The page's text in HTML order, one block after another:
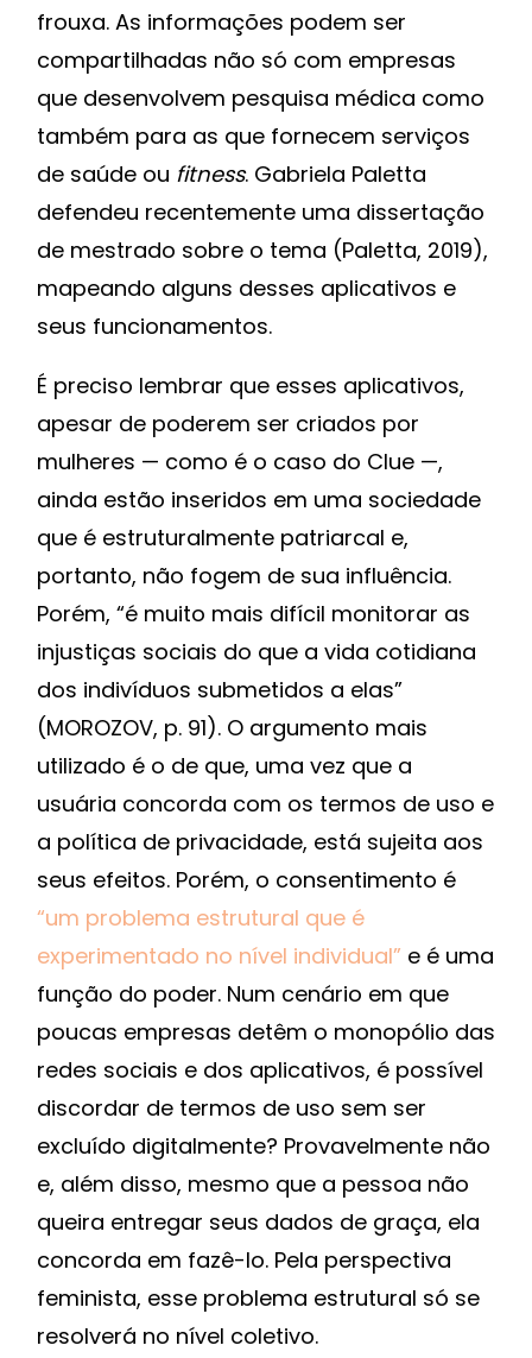
frouxa. As informações podem ser
compartilhadas não só com empresas
que desenvolvem pesquisa médica como
também para as que fornecem serviços
de saúde ou fitness. Gabriela Paletta
defendeu recentemente uma dissertação
de mestrado sobre o tema (Paletta, 2019),
mapeando alguns desses aplicativos e
seus funcionamentos.
É preciso lembrar que esses aplicativos,
apesar de poderem ser criados por
mulheres — como é o caso do Clue —,
ainda estão inseridos em uma sociedade
que é estruturalmente patriarcal e,
portanto, não fogem de sua influência.
Porém, “é muito mais difícil monitorar as
injustiças sociais do que a vida cotidiana
dos indivíduos submetidos a elas”
(MOROZOV, p. 91). O argumento mais
utilizado é o de que, uma vez que a
usuária concorda com os termos de uso e
a política de privacidade, está sujeita aos
seus efeitos. Porém, o consentimento é
“um problema estrutural que é
experimentado no nível individual” e é uma
função do poder. Num cenário em que
poucas empresas detêm o monopólio das
redes sociais e dos aplicativos, é possível
discordar de termos de uso sem ser
excluído digitalmente? Provavelmente não
e, além disso, mesmo que a pessoa não
queira entregar seus dados de graça, ela
concorda em fazê-lo. Pela perspectiva
feminista, esse problema estrutural só se
resolverá no nível coletivo.